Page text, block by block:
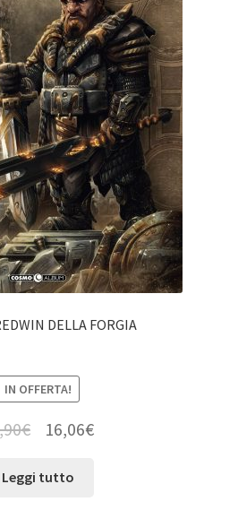
DELLA FORGIA
IN OFFERTA!
€ 16,06€
Leggi tutto